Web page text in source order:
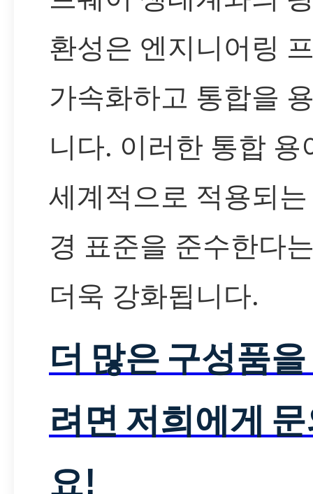
환성은 엔지니어링
가속화하고 통합을
니다. 이러한 통합 용
세계적으로 적용되
경 표준을 준수한다
더욱 강화됩니다.
더 많은 구성품
려면 저희에게
요!